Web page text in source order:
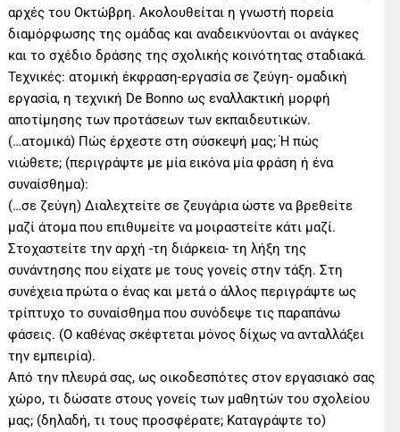
αρχές του Οκτώβρη. Ακολουθείται η γνωστή πορεία
διαμόρφωσης της ομάδας και αναδεικνύονται οι ανάγκες
και το σχέδιο δράσης της σχολικής κοινότητας σταδιακά.
Τεχνικές: ατομική έκφραση-εργασία σε ζεύγη- ομαδική
εργασία, η τεχνική De Bonno ως εναλλακτική μορφή
αποτίμησης των προτάσεων των εκπαιδευτικών.
(…ατομικά) Πώς έρχεστε στη σύσκεψή μας; Ή πώς
νιώθετε; (περιγράψτε με μία εικόνα μία φράση ή ένα
συναίσθημα):
(…σε ζεύγη) Διαλεχτείτε σε ζευγάρια ώστε να βρεθείτε
μαζί άτομα που επιθυμείτε να μοιραστείτε κάτι μαζί.
Στοχαστείτε την αρχή -τη διάρκεια- τη λήξη της
συνάντησης που είχατε με τους γονείς στην τάξη. Στη
συνέχεια πρώτα ο ένας και μετά ο άλλος περιγράψτε ως
τρίπτυχο το συναίσθημα που συνόδεψε τις παραπάνω
φάσεις. (Ο καθένας σκέφτεται μόνος δίχως να ανταλλάξει
την εμπειρία).
Από την πλευρά σας, ως οικοδεσπότες στον εργασιακό σας
χώρο, τι δώσατε στους γονείς των μαθητών του σχολείου
μας; (δηλαδή, τι τους προσφέρατε; Καταγράψτε το)